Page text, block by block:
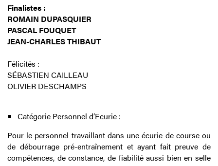
Finalistes :
ROMAIN DUPASQUIER
PASCAL FOUQUET
JEAN-CHARLES THIBAUT
Félicités :
SÉBASTIEN CAILLEAU
OLIVIER DESCHAMPS
Catégorie Personnel d’Ecurie :
Pour le personnel travaillant dans une écurie de course ou
de débourrage pré-entraînement et ayant fait preuve de
compétences, de constance, de fiabilité aussi bien en selle